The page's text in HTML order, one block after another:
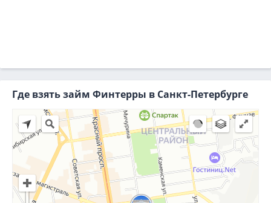
Где взять займ Финтерры в Санкт-Петербурге